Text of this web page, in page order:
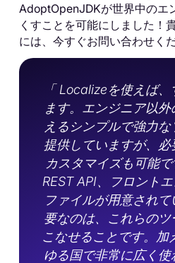
AdoptOpenJDKが世界中のエ
くすことを可能にしました！
には、今すぐお問い合わせくだ
「 Localizeを使えば
ます。エンジニア以
えるシンプルで強力
提供していますが、
カスタマイズも可能
REST API、フロント
ファイルが用意され
要なのは、これらの
こなせることです。加
ゆる国で非常に広く